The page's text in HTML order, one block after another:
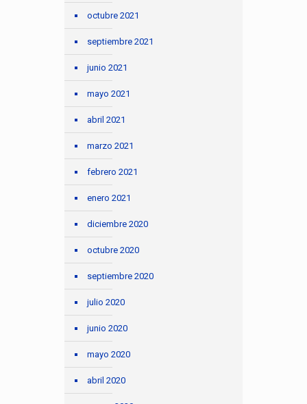
octubre 2021
septiembre 2021
junio 2021
mayo 2021
abril 2021
marzo 2021
febrero 2021
enero 2021
diciembre 2020
octubre 2020
septiembre 2020
julio 2020
junio 2020
mayo 2020
abril 2020